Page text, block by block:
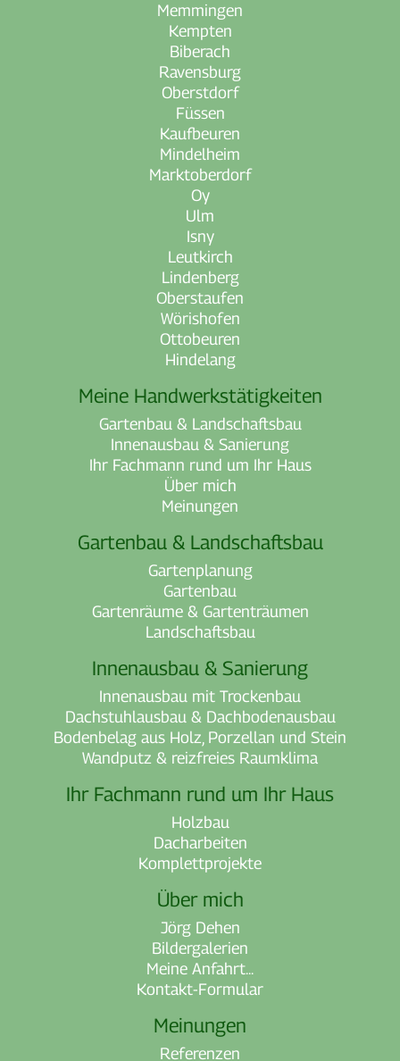
Memmingen
Kempten
Biberach
Ravensburg
Oberstdorf
Füssen
Kaufbeuren
Mindelheim
Marktoberdorf
Oy
Ulm
Isny
Leutkirch
Lindenberg
Oberstaufen
Wörishofen
Ottobeuren
Hindelang
Meine Handwerkstätigkeiten
Gartenbau & Landschaftsbau
Innenausbau & Sanierung
Ihr Fachmann rund um Ihr Haus
Über mich
Meinungen
Gartenbau & Landschaftsbau
Gartenplanung
Gartenbau
Gartenräume & Gartenträumen
Landschaftsbau
Innenausbau & Sanierung
Innenausbau mit Trockenbau
Dachstuhlausbau & Dachbodenausbau
Bodenbelag aus Holz, Porzellan und Stein
Wandputz & reizfreies Raumklima
Ihr Fachmann rund um Ihr Haus
Holzbau
Dacharbeiten
Komplettprojekte
Über mich
Jörg Dehen
Bildergalerien
Meine Anfahrt...
Kontakt-Formular
Meinungen
Referenzen